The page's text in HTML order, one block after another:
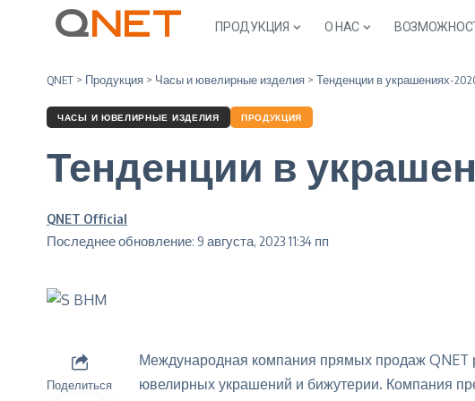
ПРОДУКЦИЯ О НАС
QNET > Продукция > Часы и ювелирные изделия > Тенденции в украшениях-
ЧАСЫ И ЮВЕЛИРНЫЕ ИЗДЕЛИЯ ПРОДУКЦИЯ
Тенденции в
Последнее обновление: 9 августа, 2023 11:34 пп
QNET Official
Поделиться
Международная компания прямых продаж QNET
ювелирных украшений и бижутерии. Компания